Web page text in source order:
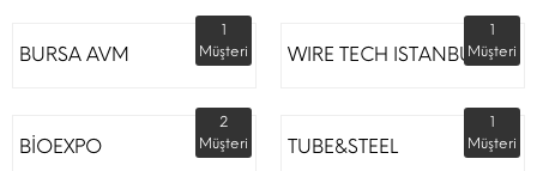
BURSA AVM
1
Müşteri
WIRE TECH ISTANBUL
1
Müşteri
BİOEXPO
2
Müşteri
TUBE&STEEL
1
Müşteri